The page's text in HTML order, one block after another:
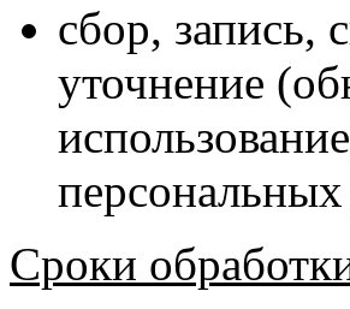
сбор, запись,
уточнение
Сроки